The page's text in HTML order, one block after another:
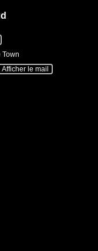
Afficher le mail